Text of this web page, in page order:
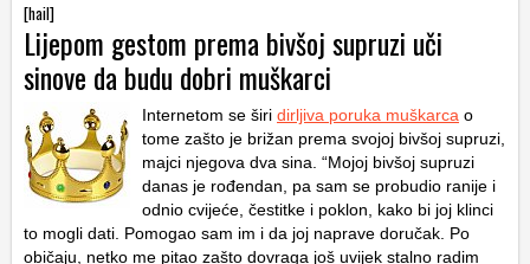
[hail]
Lijepom gestom prema bivšoj supruzi uči
sinove da budu dobri muškarci
Internetom se širi dirljiva poruka muškarca o
tome zašto je brižan prema svojoj bivšoj supruzi,
majci njegova dva sina. “Mojoj bivšoj supruzi
danas je rođendan, pa sam se probudio ranije i
odnio cvijeće, čestitke i poklon, kako bi joj klinci
to mogli dati. Pomogao sam im i da joj naprave doručak. Po
običaju, netko me pitao zašto dovraga još uvijek stalno radim